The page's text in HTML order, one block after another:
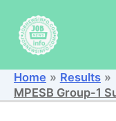
content
Home
Results
MPESB Group-1